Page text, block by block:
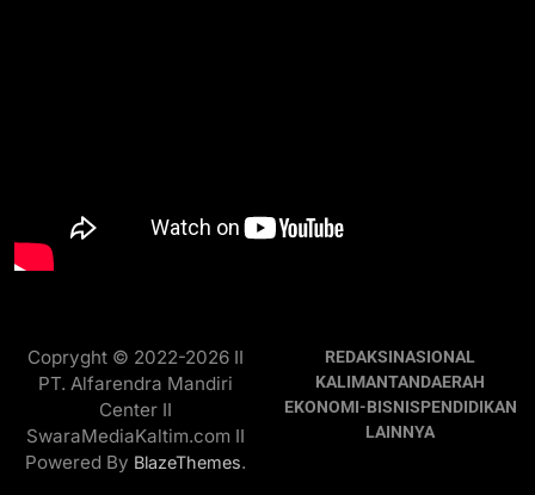
Copryght © 2022-2026 II
PT. Alfarendra Mandiri
Center II
SwaraMediaKaltim.com II
Powered By BlazeThemes.
REDAKSINASIONAL
KALIMANTANDAERAH
EKONOMI-BISNISPENDIDIKAN
LAINNYA